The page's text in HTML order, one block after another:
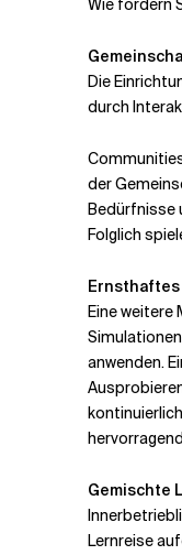
Wie fördern
Die
durch
der
Bedürfnisse
Folglich
Eine weitere
anwenden.
Gemischte
Lernreise